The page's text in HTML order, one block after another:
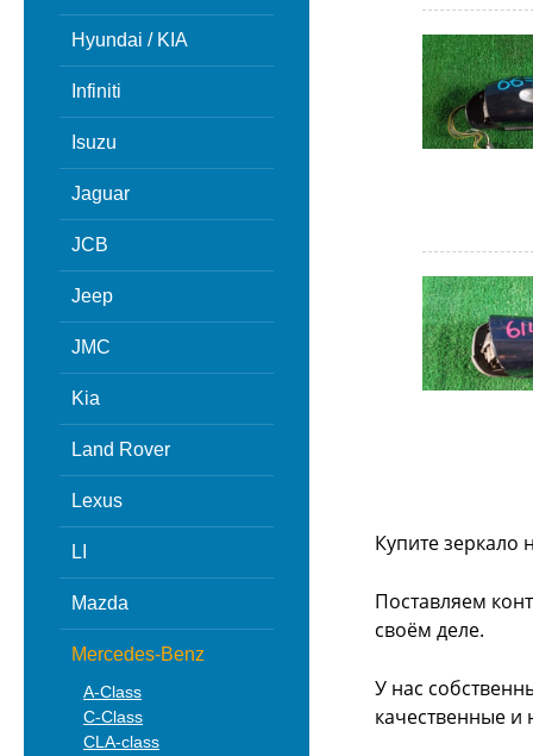
Hyundai / KIA
Infiniti
Isuzu
Jaguar
JCB
Jeep
JMC
Kia
Land Rover
Lexus
LI
Mazda
Mercedes-Benz
A-Class
C-Class
CLA-class
Купите зеркало
Поставляем
своём деле.
У нас
качественные и